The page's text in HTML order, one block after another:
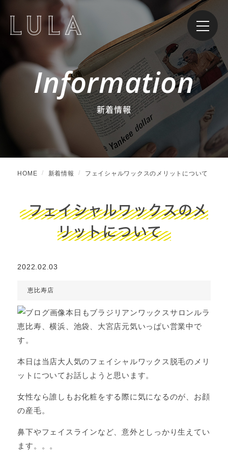
Information
新着情報
HOME 新着情報 フェイシャルワックスのメリットについて
フェイシャルワックスのメ
リットについて
2022.02.03
恵比寿店
本日もブラジリアンワックスサロンルラ
恵比寿、横浜、池袋、大宮店元気いっぱい営業中で
す。
本日は当店大人気のフェイシャルワックス脱毛のメリ
ットについてお話しようと思います。
女性なら誰しもお化粧をする際に気になるのが、お顔
の産毛。
鼻下やフェイスラインなど、意外としっかり生えてい
ます。。。